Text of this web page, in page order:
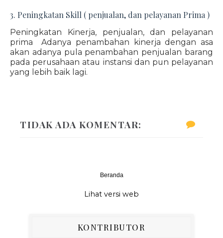
3. Peningkatan Skill ( penjualan, dan pelayanan Prima )
Peningkatan Kinerja, penjualan, dan pelayanan
prima Adanya penambahan kinerja dengan asa
akan adanya pula penambahan penjualan barang
pada perusahaan atau instansi dan pun pelayanan
yang lebih baik lagi.
TIDAK ADA KOMENTAR:
Beranda
Lihat versi web
KONTRIBUTOR